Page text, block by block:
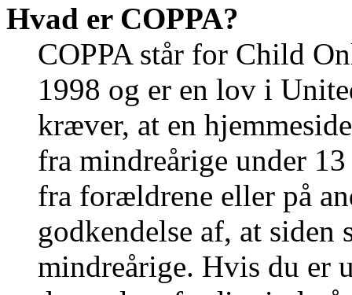
Hvad er COPPA?
COPPA står for Child
1998 og er en lov i
kræver, at en
fra mindreårige under
fra forældrene eller på
godkendelse af, at
mindreårige. Hvis du er